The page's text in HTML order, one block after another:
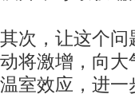
其次，让这个
动将激增，向
温室效应，进